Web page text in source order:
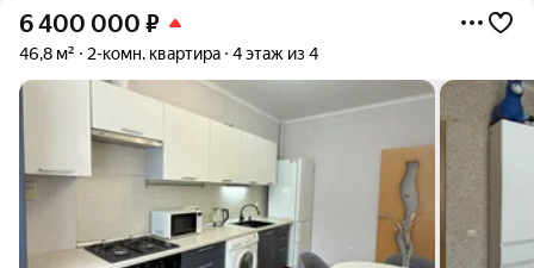
6 400 000 ₽
46,8 м² 2-комн. квартира 4 этаж из 4